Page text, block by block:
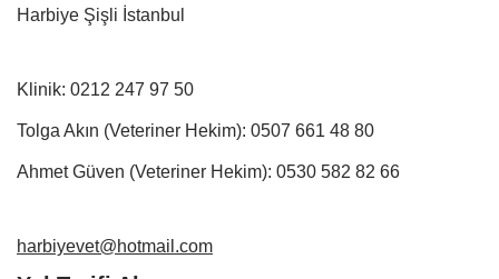
Harbiye Şişli İstanbul
Klinik: 0212 247 97 50
Tolga Akın (Veteriner Hekim): 0507 661 48 80
Ahmet Güven (Veteriner Hekim): 0530 582 82 66
harbiyevet@hotmail.com